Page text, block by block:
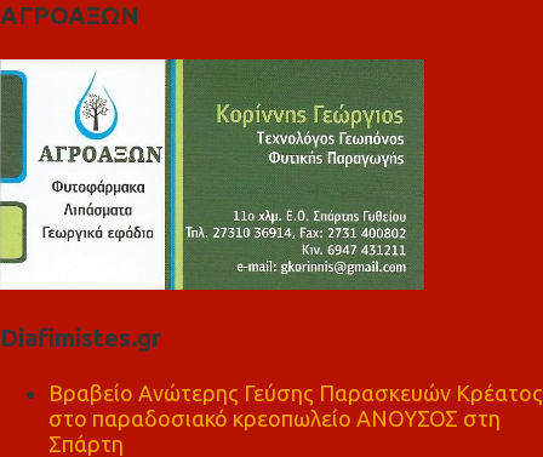
ΑΓΡΟΑΞΩΝ
Diafimistes.gr
Βραβείο Ανώτερης Γεύσης Παρασκευών Κρέατος
στο παραδοσιακό κρεοπωλείο ΑΝΟΥΣΟΣ στη
Σπάρτη